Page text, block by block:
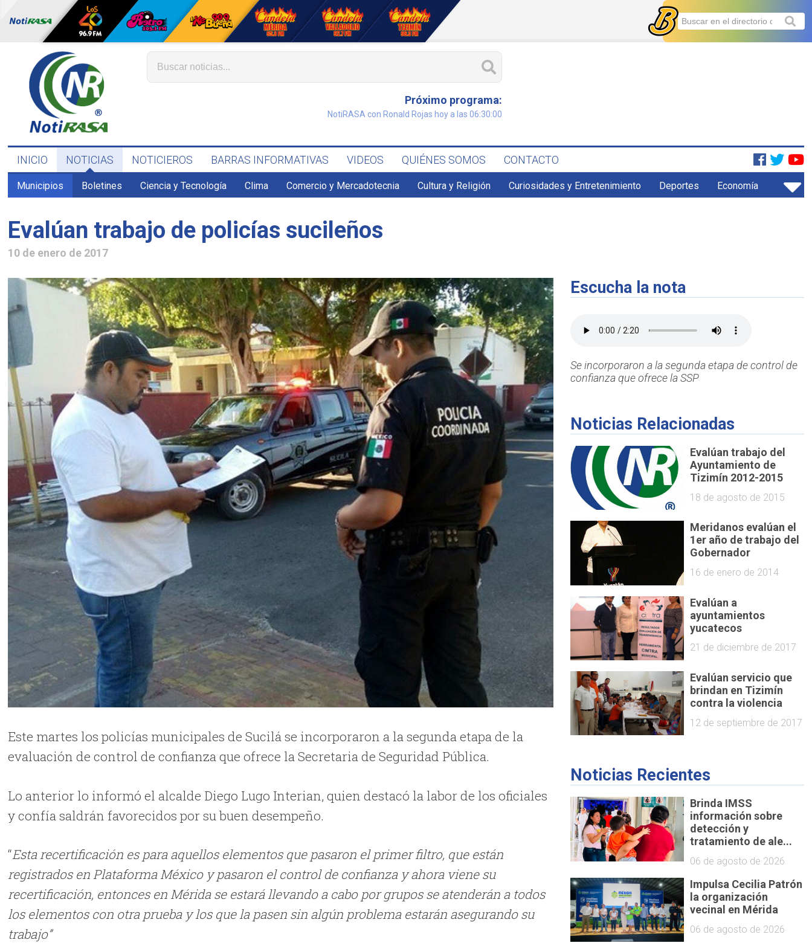
Próximo programa:
NotiRASA con Ronald Rojas hoy a las 06:30:00
INICIO NOTICIAS NOTICIEROS BARRAS INFORMATIVAS VIDEOS QUIÉNES SOMOS CONTACTO
Municipios Boletines Ciencia y Tecnología Clima Comercio y Mercadotecnia Cultura y Religión Curiosidades y Entretenimiento Deportes Economía
Evalúan trabajo de policías sucileños
10 de enero de 2017
Este martes los policías municipales de Sucilá se incorporaron a la segunda etapa de la
evaluación de control de confianza que ofrece la Secretaria de Seguridad Pública.
Lo anterior lo informó el alcalde Diego Lugo Interian, quien destacó la labor de los oficiales
y confía saldrán favorecidos por su buen desempeño.
“Esta recertificación es para aquellos elementos que pasaron el primer filtro, que están
registrados en Plataforma México y pasaron el control de confianza y ahora viene su
recertificación, entonces en Mérida se estará llevando a cabo por grupos se atenderán a todos
los elementos con otra prueba y los que la pasen sin algún problema estarán asegurando su
trabajo”
Escucha la nota
Se incorporaron a la segunda etapa de control de
confianza que ofrece la SSP
Noticias Relacionadas
Evalúan trabajo del
Ayuntamiento de
Tizimín 2012-2015
18 de agosto de 2015
Meridanos evalúan el
1er año de trabajo del
Gobernador
16 de enero de 2014
Evalúan a
ayuntamientos
yucatecos
21 de diciembre de 2017
Evalúan servicio que
brindan en Tizimín
contra la violencia
12 de septiembre de 2017
Noticias Recientes
Brinda IMSS
información sobre
detección y
tratamiento de ale...
06 de agosto de 2026
Impulsa Cecilia Patrón
la organización
vecinal en Mérida
06 de agosto de 2026